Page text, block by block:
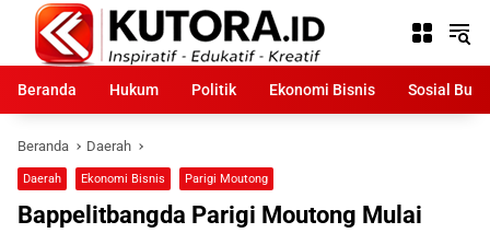
Langsung
konten
Beranda
Hukum Politik Ekonomi Bisnis Sosial
Beranda Daerah
Daerah Ekonomi Bisnis Parigi Moutong
Bappelitbangda Parigi Moutong Mulai